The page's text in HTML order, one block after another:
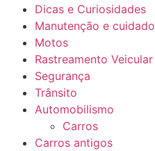
Dicas e Curiosidades
Manutenção e cuidado
Motos
Rastreamento Veicular
Segurança
Trânsito
Automobilismo
Carros
Carros antigos